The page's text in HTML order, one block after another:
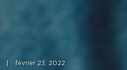
février 23, 2022